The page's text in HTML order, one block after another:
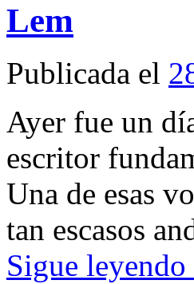
Lem
Publicada el
Ayer fue un
escritor
Una de esas
tan escasos
Sigue leyendo